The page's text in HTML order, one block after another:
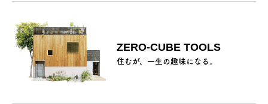
ZERO-CUBE TOOLS
住むが、一生の趣味になる。